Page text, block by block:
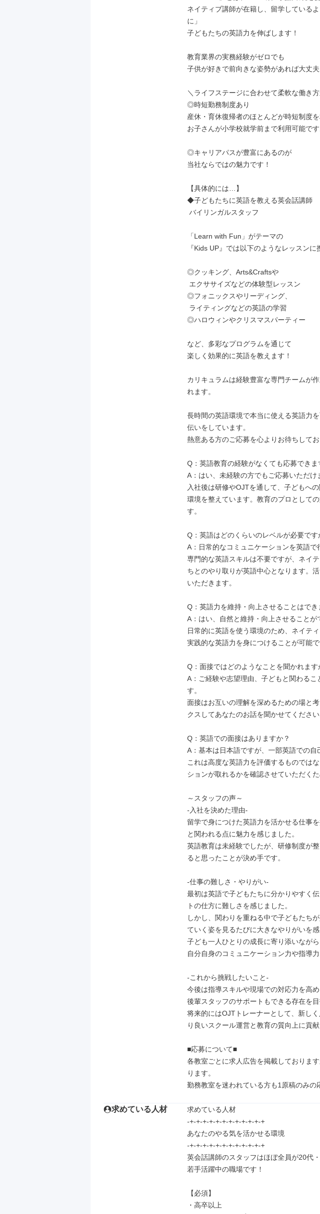
ネイティブ講師が在籍し、留学している
に」
子どもたちの英語力を伸ばします！
教育業界の実務経験がゼロでも
子供が好きで前向きな姿勢があれば大丈夫
＼ライフステージに合わせて柔軟な働き
◎時短勤務制度あり
産休・育休復帰者のほとんどが時短制度を
お子さんが小学校就学前まで利用可能です
◎キャリアパスが豊富にあるのが
当社ならではの魅力です！
【具体的には…】
◆子どもたちに英語を教える英会話講師
「Learn with Fun」がテーマの
『Kids UP』では以下のようなレッスンに
◎クッキング、Arts&Craftsや
◎フォニックスやリーディング、
◎ハロウィンやクリスマスパーティー
など、多彩なプログラムを通じて
楽しく効果的に英語を教えます！
カリキュラムは経験豊富な専門チームが
れます。
長時間の英語環境で本当に使える英語力
伝いをしています。
熱意ある方のご応募を心よりお待ちしてお
Q：英語教育の経験がなくても応募できま
A：はい、未経験の方でもご応募いただけ
入社後は研修やOJTを通して、子どもへ
環境を整えています。教育のプロとして
す。
Q：英語はどのくらいのレベルが必要です
A：日常的なコミュニケーションを英語で
専門的な英語スキルは不要ですが、ネイ
ちとのやり取りが英語中心となります。
いただきます。
Q：英語力を維持・向上させることはでき
A：はい、自然と維持・向上させることが
日常的に英語を使う環境のため、ネイテ
実践的な英語力を身につけることが可能で
Q：面接ではどのようなことを聞かれます
A：ご経験や志望理由、子どもと関わる
す。
面接はお互いの理解を深めるための場と
クスしてあなたのお話を聞かせてください
Q：英語での面接はありますか？
A：基本は日本語ですが、一部英語での自
これは高度な英語力を評価するものでは
ションが取れるかを確認させていただくた
～スタッフの声～
-入社を決めた理由-
留学で身につけた英語力を活かせる仕事
と関われる点に魅力を感じました。
英語教育は未経験でしたが、研修制度が
ると思ったことが決め手です。
-仕事の難しさ・やりがい-
最初は英語で子どもたちに分かりやすく
トの仕方に難しさを感じました。
しかし、関わりを重ねる中で子どもたち
ていく姿を見るたびに大きなやりがいを感
子ども一人ひとりの成長に寄り添いながら
自分自身のコミュニケーション力や指導
-これから挑戦したいこと-
今後は指導スキルや現場での対応力を高め
後輩スタッフのサポートもできる存在を目
将来的にはOJTトレーナーとして、新し
り良いスクール運営と教育の質向上に貢
■応募について■
各教室ごとに求人広告を掲載しておりま
ります。
勤務教室を迷われている方も1原稿のみの
求めている人材
求めている人材
-+-+-+-+-+-+-+-+-+-+-+-+
あなたのやる気を活かせる環境
-+-+-+-+-+-+-+-+-+-+-+-+
英会話講師のスタッフはほぼ全員が20代
若手活躍中の職場です！
【必須】
・高卒以上